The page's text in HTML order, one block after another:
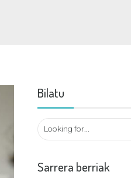
Bilatu
Sarrera berriak